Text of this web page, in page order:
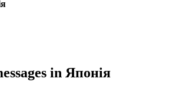
in Японія